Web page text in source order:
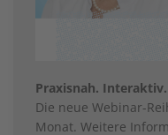
Praxisnah.
Die neue Webinar-
Monat. Weitere